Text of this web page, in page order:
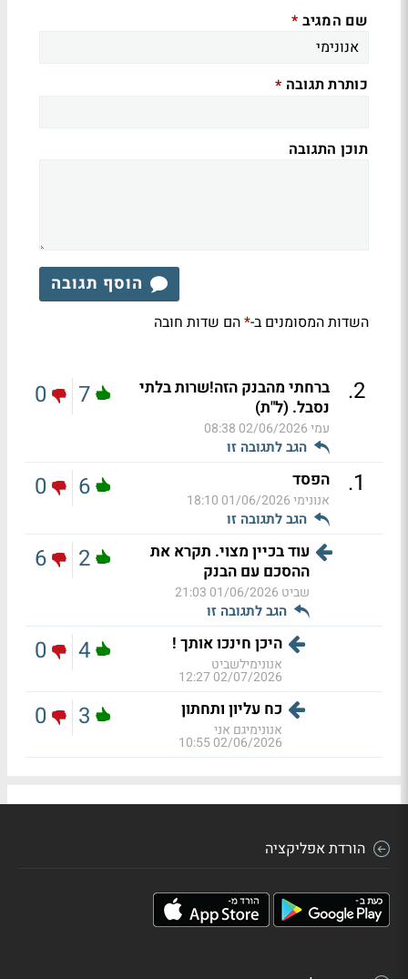
שם המגיב *
כותרת תגובה *
תוכן התגובה
הוסף תגובה
השדות המסומנים ב-*הם שדות חובה
2
.
ברחתי מהבנק הזה!שרות בלתי
נסבל. (ל"ת)
עמי02/06/2026 08:38
הגב לתגובה זו
7
0
1
. הפסד
אנונימי01/06/2026 18:10
הגב לתגובה זו
6
0
עוד בכיין מצוי. תקרא את
ההסכם עם הבנק
שביט 01/06/2026 21:03
הגב לתגובה זו
2
6
היכן חינכו אותך !
אנונימילשביט
02/07/2026 12:27
4
0
כח עליון ותחתון
אנונימיגם אני
02/06/2026 10:55
3
0
הורדת אפליקציה